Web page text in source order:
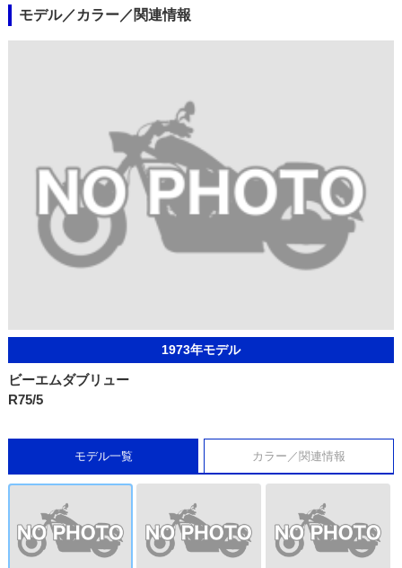
モデル／カラー／関連情報
1973年モデル
ビーエムダブリュー
R75/5
モデル一覧 カラー／関連情報